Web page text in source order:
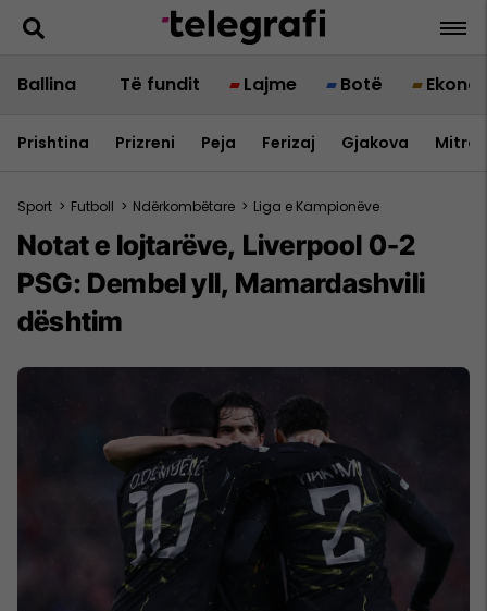
Ballina Të fundit Lajme Botë
Prishtina Prizreni Peja Ferizaj Gjakova
Sport > Futboll > Ndërkombëtare > Liga e Kampionëve
Notat e lojtarëve, Liverpool 0-2
PSG: Dembel yll, Mamardashvili
dështim